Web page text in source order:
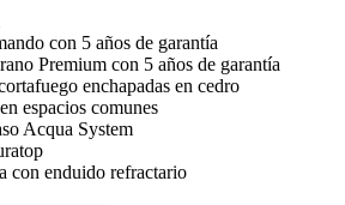
con 5 años de garantía
Premium con 5 años de garantía
enchapadas en cedro
espacios comunes
Acqua System
con enduido refractario